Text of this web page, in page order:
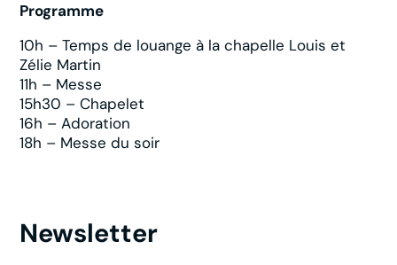
Programme
10h – Temps de louange à la chapelle Louis et
Zélie Martin
11h – Messe
15h30 – Chapelet
16h – Adoration
18h – Messe du soir
Newsletter